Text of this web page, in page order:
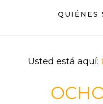
QUIÉNES
Usted está aquí: